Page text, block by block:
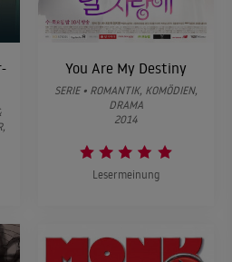
You Are My Destiny
SERIE • ROMANTIK, KOMÖDIEN,
DRAMA
2014
Lesermeinung